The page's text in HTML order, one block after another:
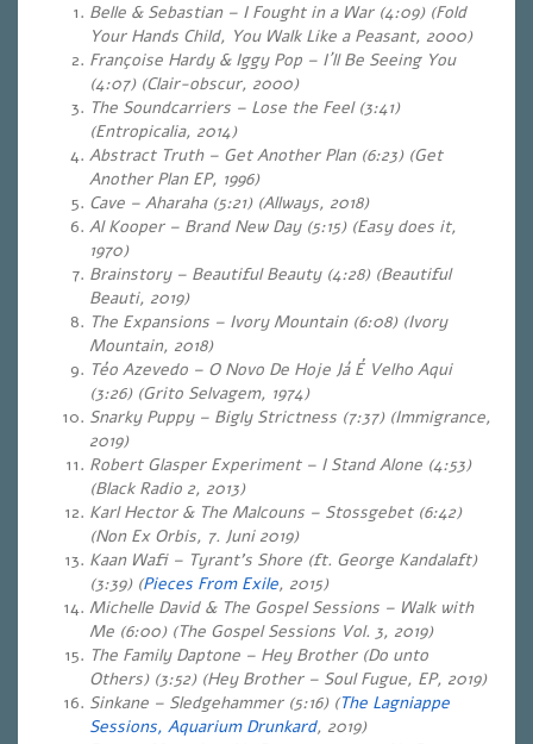
Belle & Sebastian – I Fought in a War (4:09) (Fold
Your Hands Child, You Walk Like a Peasant, 2000)
Françoise Hardy & Iggy Pop – I´ll Be Seeing You
(4:07) (Clair-obscur, 2000)
The Soundcarriers – Lose the Feel (3:41)
(Entropicalia, 2014)
Abstract Truth – Get Another Plan (6:23) (Get
Another Plan EP, 1996)
Cave – Aharaha (5:21) (Allways, 2018)
Al Kooper – Brand New Day (5:15) (Easy does it,
1970)
Brainstory – Beautiful Beauty (4:28) (Beautiful
Beauti, 2019)
The Expansions – Ivory Mountain (6:08) (Ivory
Mountain, 2018)
Téo Azevedo – O Novo De Hoje Já É Velho Aqui
(3:26) (Grito Selvagem, 1974)
Snarky Puppy – Bigly Strictness (7:37) (Immigrance,
2019)
Robert Glasper Experiment – I Stand Alone (4:53)
(Black Radio 2, 2013)
Karl Hector & The Malcouns – Stossgebet (6:42)
(Non Ex Orbis, 7. Juni 2019)
Kaan Wafi – Tyrant’s Shore (ft. George Kandalaft)
(3:39) (Pieces From Exile, 2015)
Michelle David & The Gospel Sessions – Walk with
Me (6:00) (The Gospel Sessions Vol. 3, 2019)
The Family Daptone – Hey Brother (Do unto
Others) (3:52) (Hey Brother – Soul Fugue, EP, 2019)
Sinkane – Sledgehammer (5:16) (The Lagniappe
Sessions, Aquarium Drunkard, 2019)